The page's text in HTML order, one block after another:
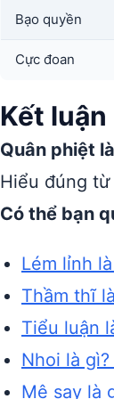
Bạo quyền
Cực đoan
Kết luận
Quân phiệt
Hiểu đúng
Có thể bạn
Lém lỉnh
Thầm thĩ
Tiểu luận
Nhoi là
Mê say là